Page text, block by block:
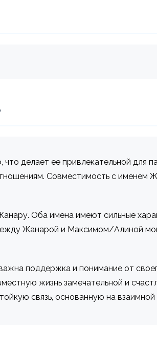
делает ее привлекательной
Совместимость с именем
Оба имена имеют сильные
Жанарой и Максимом/Алиной
поддержка и понимание от
жизнь замечательной и
связь, основанную на